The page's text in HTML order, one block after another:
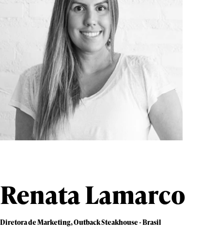
Renata Lamarco
Diretora de Marketing, Outback Steakhouse - Brasil